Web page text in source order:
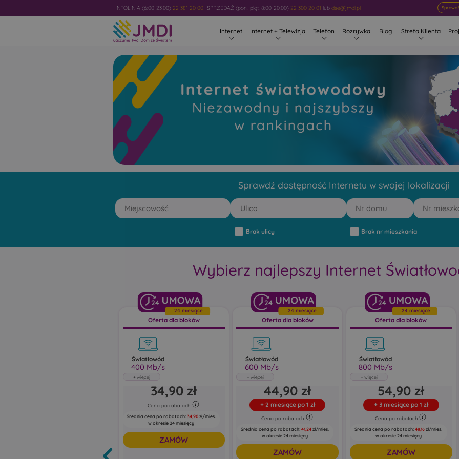
INFOLINIA (6:00-23:00) 22 381 20 00 SPRZEDAŻ (pon.-piąt. 8:00-20:00) 22 300 20 01 lubdse@jmdi.pl
Internet Internet + Telewizja Telefon Rozrywka Blog Strefa Klienta
Internet
Światłowodowy Wilanów
Niezawodny i najszybszy w rankingach
Sprawdź dostępność Internetu w swojej lokalizacji
Brak ulicy Brak nr mieszkania
Wybierz najlepszy Internet
24
24 miesiące
Oferta dla bloków
Światłowód
400 Mb/s
400 Mb/s
Pobieraj do: 400 Mb/s
Wysyłaj do: 100 Mb/s
34,90 zł
Abonament uwzględnia rabat 5 zł za e-
fakturę oraz 5 zł za zgody marketingowe
Cena po rabatach
Średnia cena po rabatach:34,90zł/mies.
w okresie 24 miesięcy
ZAMÓW
24
24 miesiące
Oferta dla bloków
Światłowód
600 Mb/s
600 Mb/s
Pobieraj do: 600 Mb/s
Wysyłaj do: 150 Mb/s
44,90 zł
+2 miesiące po 1 zł
Abonament uwzględnia rabat 5 zł za e-
fakturę oraz 5 zł za zgody marketingowe
Cena po rabatach
Średnia cena po rabatach:41,24zł/mies.
w okresie 24 miesięcy
ZAMÓW
24
24 miesiące
Oferta dla bloków
Światłowód
800 Mb/s
800 Mb/s
Pobieraj do: 800 Mb/s
Wysyłaj do: 200 Mb/s
54,90 zł
+3 miesiące po 1 zł
Abonament uwzględnia rabat 5 zł za e-
fakturę oraz 5 zł za zgody marketingowe
Cena po rabatach
Średnia cena po rabatach:48,16zł/mies.
w okresie 24 miesięcy
ZAMÓW